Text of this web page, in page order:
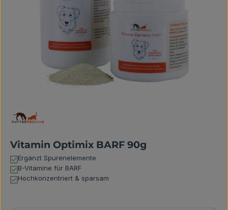
Vitamin Optimix BARF 90g
Ergänzt Spurenelemente
B-Vitamine für BARF
Hochkonzentriert & sparsam